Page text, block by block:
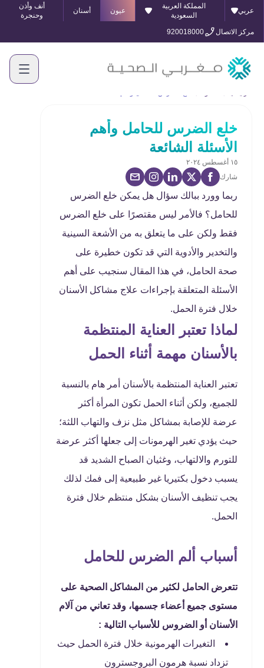
عربي
المملكة العربية
السعودية
عيون أسنان
أنف وأذن
وحنجرة
مركز الاتصال
920018000
خلع الضرس للحامل وأهم
الأسئلة الشائعة
١٥ أغسطس ٢٠٢٤
شارك
ربما وورد ببالك سؤال هل يمكن خلع الضرس
للحامل؟ فالأمر ليس مقتصرًا على خلع الضرس
فقط ولكن على ما يتعلق به من الأشعة السينية
والتخدير والأدوية التي قد تكون خطيرة على
صحة الحامل، في هذا المقال سنجيب على أهم
الأسئلة المتعلقة بإجراءات علاج مشاكل الأسنان
خلال فترة الحمل.
لماذا تعتبر العناية المنتظمة
بالأسنان مهمة أثناء الحمل
تعتبر العناية المنتظمة بالأسنان أمر هام بالنسبة
للجميع، ولكن أثناء الحمل تكون المرأة أكثر
عرضة للإصابة بمشاكل مثل نزف والتهاب اللثة؛
حيث يؤدي تغير الهرمونات إلى جعلها أكثر عرضة
للتورم والالتهاب، وغثيان الصباح الشديد قد
يسبب دخول بكتيريا غير طبيعية إلى فمك لذلك
يجب تنظيف الأسنان بشكل منتظم خلال فترة
الحمل.
أسباب ألم الضرس للحامل
تتعرض الحامل لكثير من المشاكل الصحية على
مستوى جميع أعضاء جسمها، وقد تعاني من آلام
الأسنان أو الضروس للأسباب التالية :
التغيرات الهرمونية خلال فترة الحمل حيث
تزداد نسبة هرمون البروجسترون